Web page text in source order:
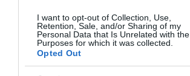
I want to opt-out of Collection, Use,
Retention, Sale, and/or Sharing of my
Personal Data that Is Unrelated with the
Purposes for which it was collected.
Opted Out